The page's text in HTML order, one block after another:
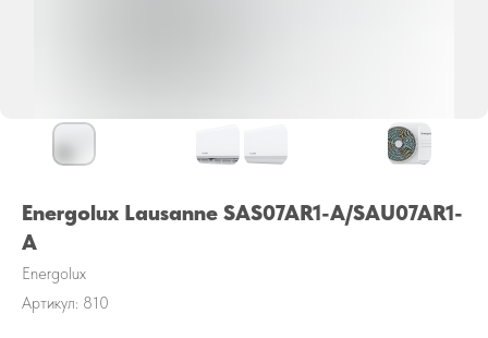
Energolux Lausanne SAS07AR1-A/SAU07AR1-
A
Energolux
Артикул: 810